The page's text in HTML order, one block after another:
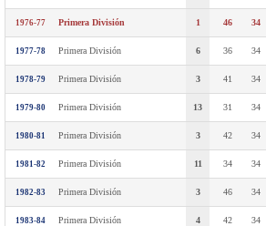
1976-77 Primera División 1 46 34
1977-78 Primera División 6 36 34
1978-79 Primera División 3 41 34
1979-80 Primera División 13 31 34
1980-81 Primera División 3 42 34
1981-82 Primera División 11 34 34
1982-83 Primera División 3 46 34
1983-84 Primera División 4 42 34